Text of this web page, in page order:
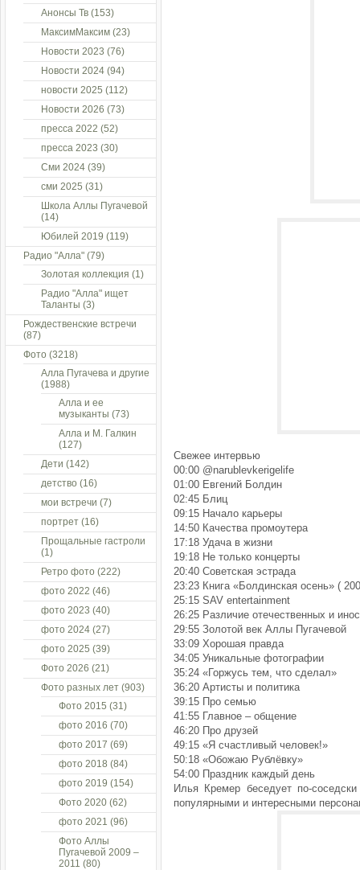
Свежее интервью
00:00 @narublevkerigelife
01:00 Евгений Болдин
02:45 Блиц
09:15 Начало карьеры
14:50 Качества промоутера
17:18 Удача в жизни
19:18 Не только концерты
20:40 Советская эстрада
23:23 Книга «Болдинская осень» (
25:15 SAV entertainment
26:25 Различие отечественных и
29:55 Золотой век Аллы Пугачевой
33:09 Хорошая правда
34:05 Уникальные фотографии
35:24 «Горжусь тем, что сделал»
36:20 Артисты и политика
39:15 Про семью
41:55 Главное – общение
46:20 Про друзей
49:15 «Я счастливый человек!»
50:18 «Обожаю Рублёвку»
54:00 Праздник каждый день
Илья Кремер беседует по-
популярными и интересными
Анонсы Тв (153)
МаксимМаксим (23)
Новости 2023 (76)
Новости 2024 (94)
новости 2025 (112)
Новости 2026 (73)
пресса 2022 (52)
пресса 2023 (30)
Сми 2024 (39)
сми 2025 (31)
Школа Аллы Пугачевой
(14)
Юбилей 2019 (119)
Радио "Алла" (79)
Золотая коллекция (1)
Радио "Алла" ищет
Таланты (3)
Рождественские встречи
(87)
Фото (3218)
Алла Пугачева и другие
(1988)
Алла и ее
музыканты (73)
Алла и М. Галкин
(127)
Дети (142)
детство (16)
мои встречи (7)
портрет (16)
Прощальные гастроли
(1)
Ретро фото (222)
фото 2022 (46)
фото 2023 (40)
фото 2024 (27)
фото 2025 (39)
Фото 2026 (21)
Фото разных лет (903)
Фото 2015 (31)
фото 2016 (70)
фото 2017 (69)
фото 2018 (84)
фото 2019 (154)
Фото 2020 (62)
фото 2021 (96)
Фото Аллы
Пугачевой 2009 –
2011 (80)